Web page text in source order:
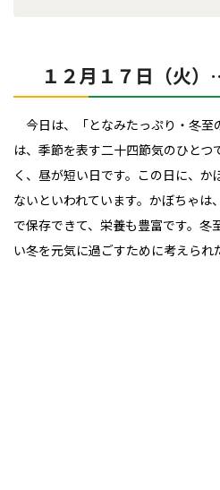
１２月１７日（火
今日は、「となみたっぷり・冬至
は、季節を表す二十四節気のひとつ
く、昼が短い日です。この日に、
ないといわれています。かぼちゃは
で保存できて、栄養も豊富です。
い冬を元気に過ごすために考えられ